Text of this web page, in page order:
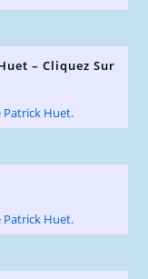
– Cliquez Sur